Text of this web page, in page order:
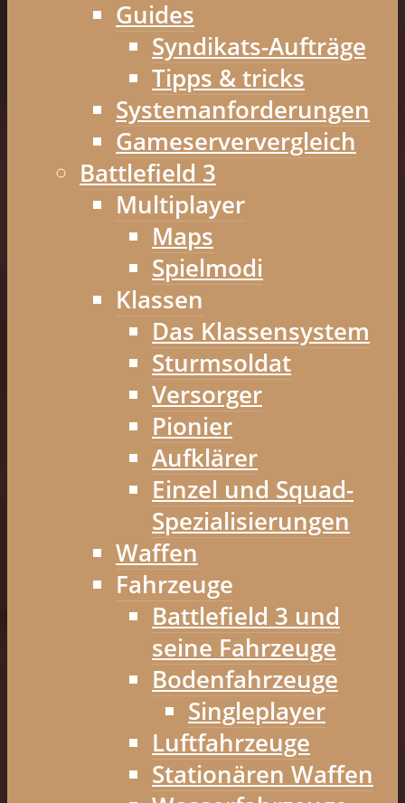
Guides
Syndikats-Aufträge
Tipps & tricks
Systemanforderungen
Gameserververgleich
Battlefield 3
Multiplayer
Maps
Spielmodi
Klassen
Das Klassensystem
Sturmsoldat
Versorger
Pionier
Aufklärer
Einzel und Squad-
Spezialisierungen
Waffen
Fahrzeuge
Battlefield 3 und
seine Fahrzeuge
Bodenfahrzeuge
Singleplayer
Luftfahrzeuge
Stationären Waffen